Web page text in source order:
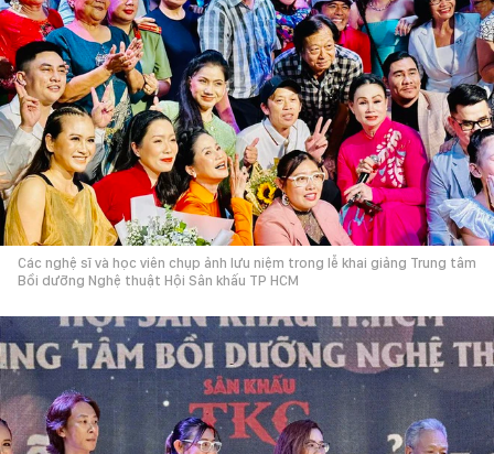
Các nghệ sĩ và học viên chụp ảnh lưu niệm trong lễ khai giảng Trung tâm
Bồi dưỡng Nghệ thuật Hội Sân khấu TP HCM